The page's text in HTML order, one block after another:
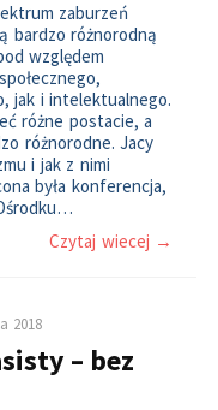
zaburzeń
bardzo różnorodną
względem
jak i intelektualnego.
różne postacie, a
różnorodne. Jacy
i jak z nimi
była konferencja,
Czytaj wiecej →
2018
– bez